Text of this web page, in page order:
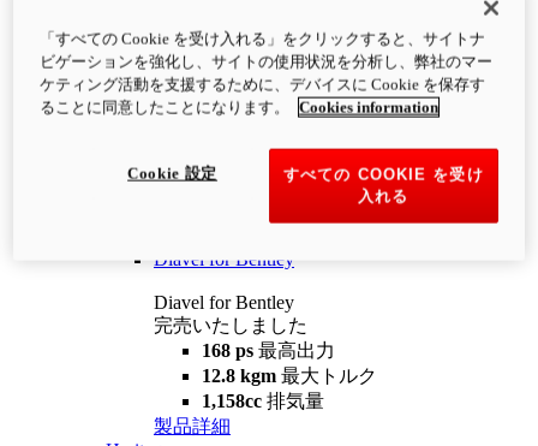
¥4,400,000 i
コンフィギュレーター 製品詳細
newV4 RS 100
12.2 kgm
最大トルク
装備重量（燃料を除く）
Diavel for Bentley
Diavel for Bentley
完売いたしました
168 ps 最高出力
12.8 kgm 最大トルク
1,158cc 排気量
製品詳細
「すべての Cookie を受け入れる」をクリックすると、サイトナ
ビゲーションを強化し、サイトの使用状況を分析し、弊社のマー
ケティング活動を支援するために、デバイスに Cookie を保存す
ることに同意したことになります。
Cookies information
すべての COOKIE を受け
入れる
Cookie 設定